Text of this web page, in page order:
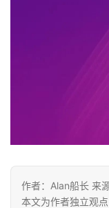
作者：Alan船长 来
本文为作者独立观